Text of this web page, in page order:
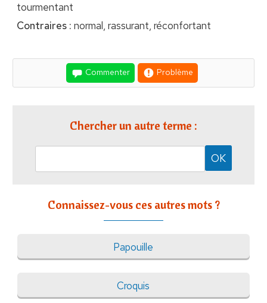
tourmentant
Contraires : normal, rassurant, réconfortant
Commenter Problème
Chercher un autre terme :
Connaissez-vous ces autres mots ?
Papouille
Croquis